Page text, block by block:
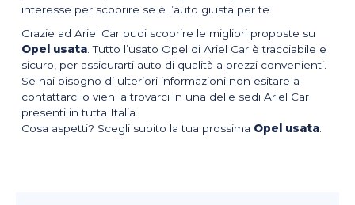
interesse per scoprire se è l’auto giusta per te.
Grazie ad Ariel Car puoi scoprire le migliori proposte su
Opel usata . Tutto l’usato Opel di Ariel Car è tracciabile e
sicuro, per assicurarti auto di qualità a prezzi convenienti.
Se hai bisogno di ulteriori informazioni non esitare a
contattarci o vieni a trovarci in una delle sedi Ariel Car
presenti in tutta Italia.
Cosa aspetti? Scegli subito la tua prossima Opel usata